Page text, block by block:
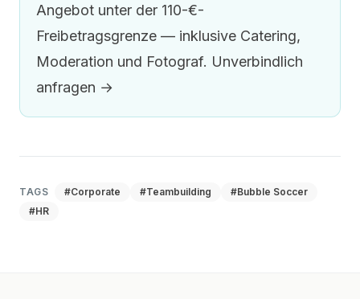
Angebot unter der 110-€-
Freibetragsgrenze — inklusive Catering,
Moderation und Fotograf. Unverbindlich
anfragen →
TAGS #Corporate #Teambuilding
#Bubble Soccer
#HR